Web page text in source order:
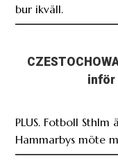
bur ikväll.
inför
PLUS. Fotboll
Hammarbys möte